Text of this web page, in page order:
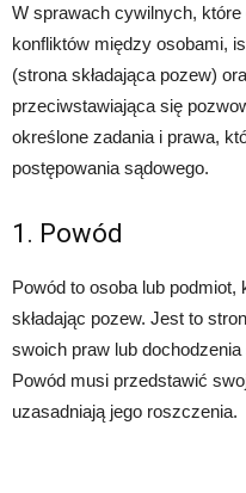
W sprawach cywilnych,
konfliktów między osobami,
(strona składająca pozew)
przeciwstawiająca się
określone zadania i prawa,
postępowania sądowego.
1. Powód
Powód to osoba lub podmiot,
składając pozew. Jest to
swoich praw lub
Powód musi przedstawić
uzasadniają jego roszczenia.